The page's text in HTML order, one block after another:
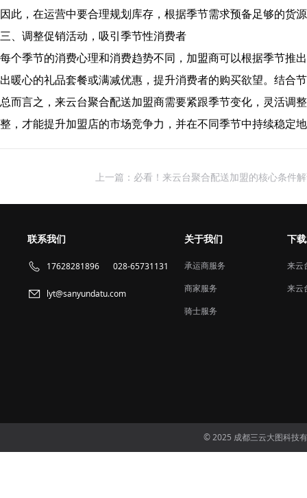
因此，在运营中要合理规划库存，根据季节需求预备足够的货
三、调整促销活动，吸引季节性消费者
每个季节的消费心理和消费趋势不同，加盟商可以根据季节推
出暖心的礼品套餐或满减优惠，提升消费者的购买欲望。结合
总而言之，来云台聚合配送加盟商需要紧跟季节变化，灵活调
整，才能提升加盟店的市场竞争力，并在不同季节中持续稳定
上一篇：必看！来云台聚合配送加盟的核心条件
联系我们
17628281896 028-65731131
lyt@sanyundatu.com
关于我们
承运商服务
商家服务
骑士服务
下
来云
来云
© 2025 成都三云大图科技